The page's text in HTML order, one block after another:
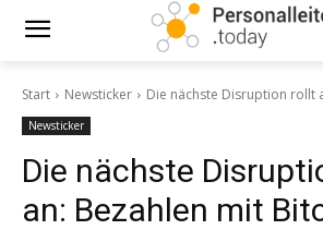
Start Newsticker Die nächste Disruption rollt
Newsticker
Die nächste
an: Bezahlen mit